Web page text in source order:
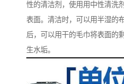
性的清洁剂，使用用中性清洗
表面。清洁时，可以用半湿的
后，可以用干的毛巾将表面的
生水垢。